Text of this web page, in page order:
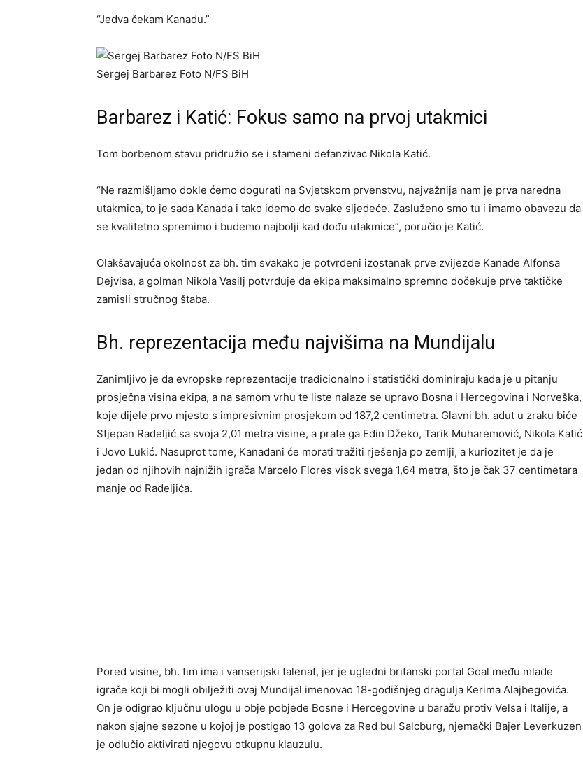
“Jedva čekam Kanadu.”
Sergej Barbarez Foto N/FS BiH
Barbarez i Katić: Fokus samo na prvoj utakmici
Tom borbenom stavu pridružio se i stameni defanzivac Nikola Katić.
“Ne razmišljamo dokle ćemo dogurati na Svjetskom prvenstvu, najvažnija nam je prva naredna
utakmica, to je sada Kanada i tako idemo do svake sljedeće. Zasluženo smo tu i imamo obavezu da
se kvalitetno spremimo i budemo najbolji kad dođu utakmice”, poručio je Katić.
Olakšavajuća okolnost za bh. tim svakako je potvrđeni izostanak prve zvijezde Kanade Alfonsa
Dejvisa, a golman Nikola Vasilj potvrđuje da ekipa maksimalno spremno dočekuje prve taktičke
zamisli stručnog štaba.
Bh. reprezentacija među najvišima na Mundijalu
Zanimljivo je da evropske reprezentacije tradicionalno i statistički dominiraju kada je u pitanju
prosječna visina ekipa, a na samom vrhu te liste nalaze se upravo Bosna i Hercegovina i Norveška,
koje dijele prvo mjesto s impresivnim prosjekom od 187,2 centimetra. Glavni bh. adut u zraku biće
Stjepan Radeljić sa svoja 2,01 metra visine, a prate ga Edin Džeko, Tarik Muharemović, Nikola Katić
i Jovo Lukić. Nasuprot tome, Kanađani će morati tražiti rješenja po zemlji, a kuriozitet je da je
jedan od njihovih najnižih igrača Marcelo Flores visok svega 1,64 metra, što je čak 37 centimetara
manje od Radeljića.
Pored visine, bh. tim ima i vanserijski talenat, jer je ugledni britanski portal Goal među mlade
igrače koji bi mogli obilježiti ovaj Mundijal imenovao 18-godišnjeg dragulja Kerima Alajbegovića.
On je odigrao ključnu ulogu u obje pobjede Bosne i Hercegovine u baražu protiv Velsa i Italije, a
nakon sjajne sezone u kojoj je postigao 13 golova za Red bul Salcburg, njemački Bajer Leverkuzen
je odlučio aktivirati njegovu otkupnu klauzulu.